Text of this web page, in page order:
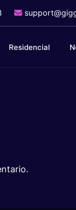
Residencial